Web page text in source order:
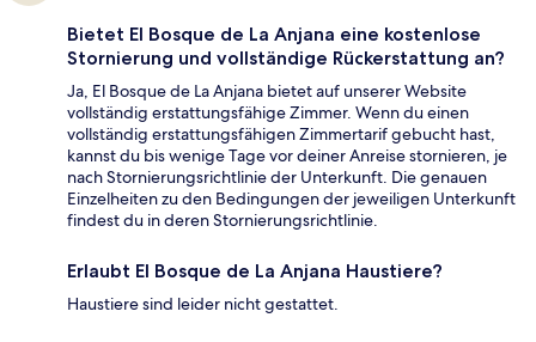
Bietet El Bosque de La Anjana eine kostenlose
Stornierung und vollständige Rückerstattung an?
Ja, El Bosque de La Anjana bietet auf unserer Website
vollständig erstattungsfähige Zimmer. Wenn du einen
vollständig erstattungsfähigen Zimmertarif gebucht hast,
kannst du bis wenige Tage vor deiner Anreise stornieren, je
nach Stornierungsrichtlinie der Unterkunft. Die genauen
Einzelheiten zu den Bedingungen der jeweiligen Unterkunft
findest du in deren Stornierungsrichtlinie.
Erlaubt El Bosque de La Anjana Haustiere?
Haustiere sind leider nicht gestattet.